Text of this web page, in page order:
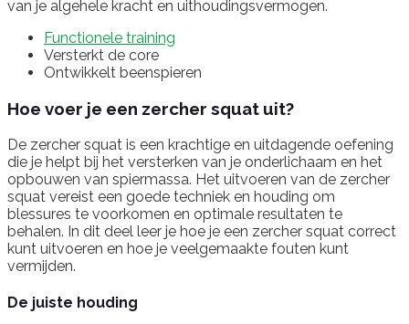
van je algehele kracht en uithoudingsvermogen.
Functionele training
Versterkt de core
Ontwikkelt beenspieren
Hoe voer je een zercher squat uit?
De zercher squat is een krachtige en uitdagende oefening
die je helpt bij het versterken van je onderlichaam en het
opbouwen van spiermassa. Het uitvoeren van de zercher
squat vereist een goede techniek en houding om
blessures te voorkomen en optimale resultaten te
behalen. In dit deel leer je hoe je een zercher squat correct
kunt uitvoeren en hoe je veelgemaakte fouten kunt
vermijden.
De juiste houding